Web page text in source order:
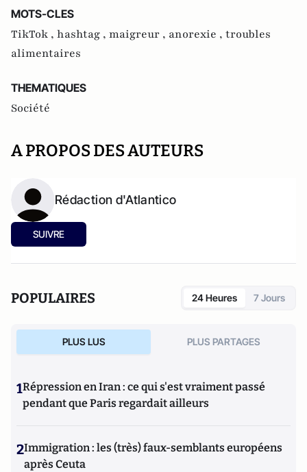
MOTS-CLES
TikTok , hashtag , maigreur , anorexie , troubles
alimentaires
THEMATIQUES
Société
A PROPOS DES AUTEURS
Rédaction d'Atlantico
SUIVRE
POPULAIRES 24 Heures 7 Jours
PLUS LUS PLUS PARTAGES
1Répression en Iran : ce qui s'est vraiment passé
pendant que Paris regardait ailleurs
2Immigration : les (très) faux-semblants européens
après Ceuta